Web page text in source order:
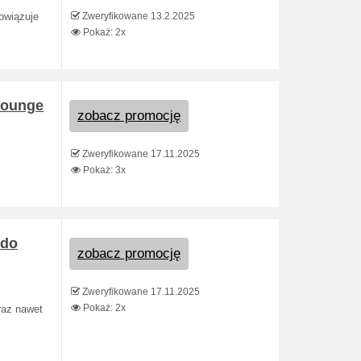
Zweryfikowane 13.2.2025
Pokaż: 2x
zobacz promocję
Zweryfikowane 17.11.2025
Pokaż: 3x
nawet
zobacz promocję
Zweryfikowane 17.11.2025
Pokaż: 2x